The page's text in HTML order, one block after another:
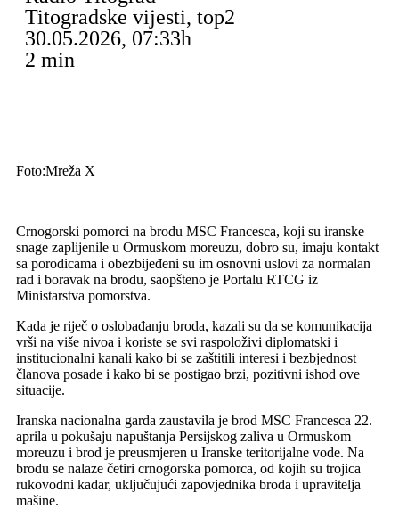
Titogradske vijesti, top2
30.05.2026, 07:33h
2 min
Foto:Mreža X
Crnogorski pomorci na brodu MSC Francesca, koji su iranske
snage zaplijenile u Ormuskom moreuzu, dobro su, imaju kontakt
sa porodicama i obezbijeđeni su im osnovni uslovi za normalan
rad i boravak na brodu, saopšteno je Portalu RTCG iz
Ministarstva pomorstva.
Kada je riječ o oslobađanju broda, kazali su da se komunikacija
vrši na više nivoa i koriste se svi raspoloživi diplomatski i
institucionalni kanali kako bi se zaštitili interesi i bezbjednost
članova posade i kako bi se postigao brzi, pozitivni ishod ove
situacije.
Iranska nacionalna garda zaustavila je brod MSC Francesca 22.
aprila u pokušaju napuštanja Persijskog zaliva u Ormuskom
moreuzu i brod je preusmjeren u Iranske teritorijalne vode. Na
brodu se nalaze četiri crnogorska pomorca, od kojih su trojica
rukovodni kadar, uključujući zapovjednika broda i upravitelja
mašine.